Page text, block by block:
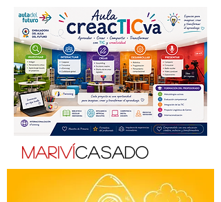
MarivíCasado